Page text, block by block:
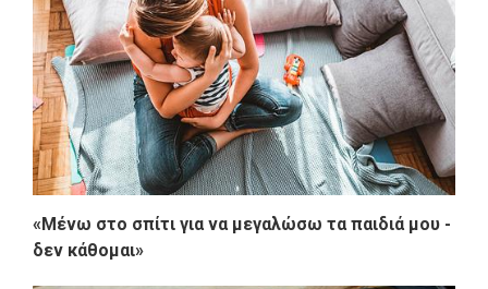
«Μένω στο σπίτι για να μεγαλώσω τα παιδιά μου -
δεν κάθομαι»